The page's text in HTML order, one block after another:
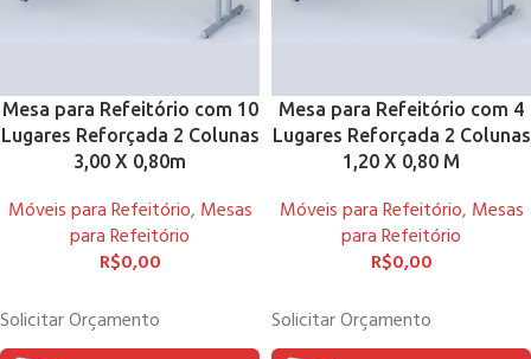
Mesa para Refeitório com 10
Lugares Reforçada 2 Colunas
3,00 X 0,80m
Móveis para Refeitório, Mesas
para Refeitório
R$0,00
Solicitar Orçamento
Mesa para Refeitório com 4
Lugares Reforçada 2 Colunas
1,20 X 0,80 M
Móveis para Refeitório, Mesas
para Refeitório
R$0,00
Solicitar Orçamento